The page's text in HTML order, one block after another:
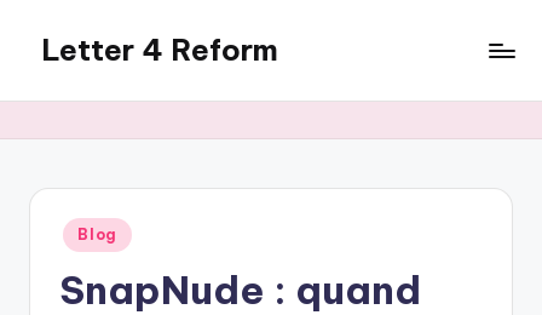
content
Letter 4 Reform
revealing
topics
Posted
in
Blog
SnapNude : quand